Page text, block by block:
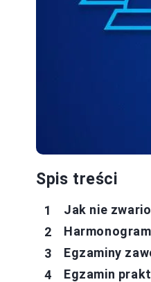
Spis treści
Jak nie
Egzaminy
Egzamin